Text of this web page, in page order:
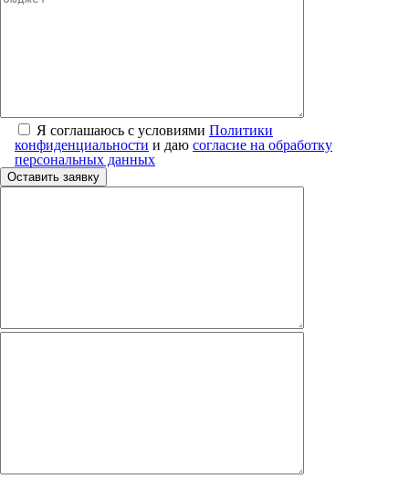
Я соглашаюсь с условиями Политики
конфиденциальности и даю согласие на обработку
персональных данных